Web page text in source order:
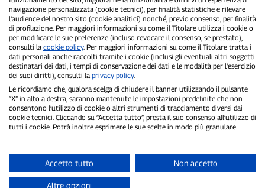
P300.it è una Testata Giornalistica indipendente
Registrazione numero 1/2021 del 1/2/2021 - Tribunale di Pavia
Proprietario ed editore:66communication Srls- P.IVA
02798890188
Direttore Responsabile:Alessandro Secchi- Vicedirettore:Federico
Benedusi
Privacy Policy-Cookie Policy
"Se è successo davvero, lo trovi su P300.it"
Copyright © P300.it 2012-2026
navigazione personalizzata (cookie tecnici), per finalità statistiche e rilevare
l’audience del nostro sito (cookie analitici) nonché, previo consenso, per finalità
di profilazione. Per maggiori informazioni su come il Titolare utilizza i cookie o
per modificare le sue preferenze (incluso revocare il consenso, se prestato),
consulti la cookie policy. Per maggiori informazioni su come il Titolare tratta i
dati personali anche raccolti tramite i cookie (inclusi gli eventuali altri soggetti
destinatari dei dati, i tempi di conservazione dei dati e le modalità per l’esercizio
dei suoi diritti), consulti la privacy policy.
Le ricordiamo che, qualora scelga di chiudere il banner utilizzando il pulsante
“X” in alto a destra, saranno mantenute le impostazioni predefinite che non
consentono l’utilizzo di cookie o altri strumenti di tracciamento diversi dai
cookie tecnici. Cliccando su “Accetta tutto”, presta il suo consenso all’utilizzo di
tutti i cookie. Potrà inoltre esprimere le sue scelte in modo più granulare.
Accetto tutto Non accetto
Altre opzioni